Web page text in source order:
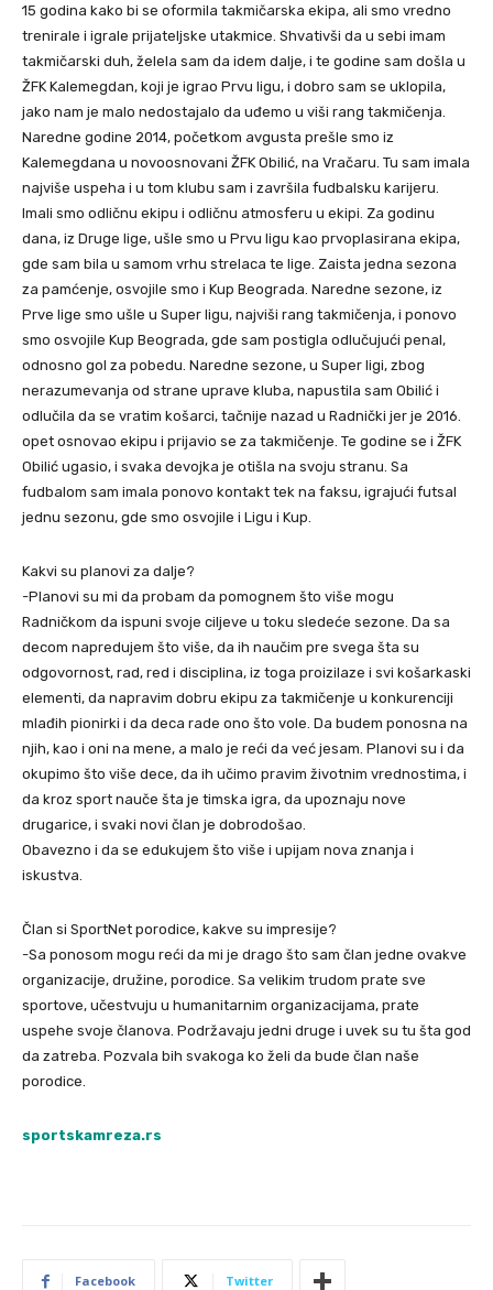
15 godina kako bi se oformila takmičarska ekipa, ali smo vredno
trenirale i igrale prijateljske utakmice. Shvativši da u sebi imam
takmičarski duh, želela sam da idem dalje, i te godine sam došla u
ŽFK Kalemegdan, koji je igrao Prvu ligu, i dobro sam se uklopila,
jako nam je malo nedostajalo da uđemo u viši rang takmičenja.
Naredne godine 2014, početkom avgusta prešle smo iz
Kalemegdana u novoosnovani ŽFK Obilić, na Vračaru. Tu sam imala
najviše uspeha i u tom klubu sam i završila fudbalsku karijeru.
Imali smo odličnu ekipu i odličnu atmosferu u ekipi. Za godinu
dana, iz Druge lige, ušle smo u Prvu ligu kao prvoplasirana ekipa,
gde sam bila u samom vrhu strelaca te lige. Zaista jedna sezona
za pamćenje, osvojile smo i Kup Beograda. Naredne sezone, iz
Prve lige smo ušle u Super ligu, najviši rang takmičenja, i ponovo
smo osvojile Kup Beograda, gde sam postigla odlučujući penal,
odnosno gol za pobedu. Naredne sezone, u Super ligi, zbog
nerazumevanja od strane uprave kluba, napustila sam Obilić i
odlučila da se vratim košarci, tačnije nazad u Radnički jer je 2016.
opet osnovao ekipu i prijavio se za takmičenje. Te godine se i ŽFK
Obilić ugasio, i svaka devojka je otišla na svoju stranu. Sa
fudbalom sam imala ponovo kontakt tek na faksu, igrajući futsal
jednu sezonu, gde smo osvojile i Ligu i Kup.
Kakvi su planovi za dalje?
-Planovi su mi da probam da pomognem što više mogu
Radničkom da ispuni svoje ciljeve u toku sledeće sezone. Da sa
decom napredujem što više, da ih naučim pre svega šta su
odgovornost, rad, red i disciplina, iz toga proizilaze i svi košarkaski
elementi, da napravim dobru ekipu za takmičenje u konkurenciji
mlađih pionirki i da deca rade ono što vole. Da budem ponosna na
njih, kao i oni na mene, a malo je reći da već jesam. Planovi su i da
okupimo što više dece, da ih učimo pravim životnim vrednostima, i
da kroz sport nauče šta je timska igra, da upoznaju nove
drugarice, i svaki novi član je dobrodošao.
Obavezno i da se edukujem što više i upijam nova znanja i
iskustva.
Član si SportNet porodice, kakve su impresije?
-Sa ponosom mogu reći da mi je drago što sam član jedne ovakve
organizacije, družine, porodice. Sa velikim trudom prate sve
sportove, učestvuju u humanitarnim organizacijama, prate
uspehe svoje članova. Podržavaju jedni druge i uvek su tu šta god
da zatreba. Pozvala bih svakoga ko želi da bude član naše
porodice.
sportskamreza.rs
Facebook Twitter